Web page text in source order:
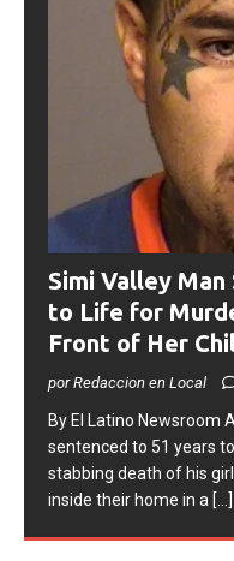
Simi Valley
to Life for
Front of Her
por Redaccion en Local
​By El Latino Newsroom
sentenced to 51 years
stabbing death of his
inside their home in a [...]